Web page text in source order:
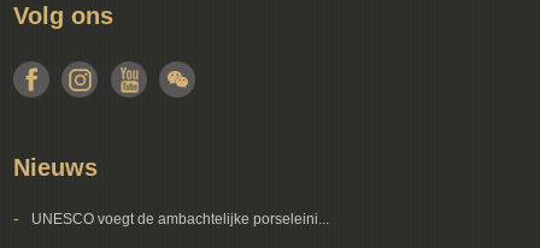
Volg ons
Nieuws
- UNESCO voegt de ambachtelijke porseleini...